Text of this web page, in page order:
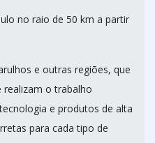
no raio de 50 km a partir
e outras regiões, que
o trabalho
e produtos de alta
para cada tipo de